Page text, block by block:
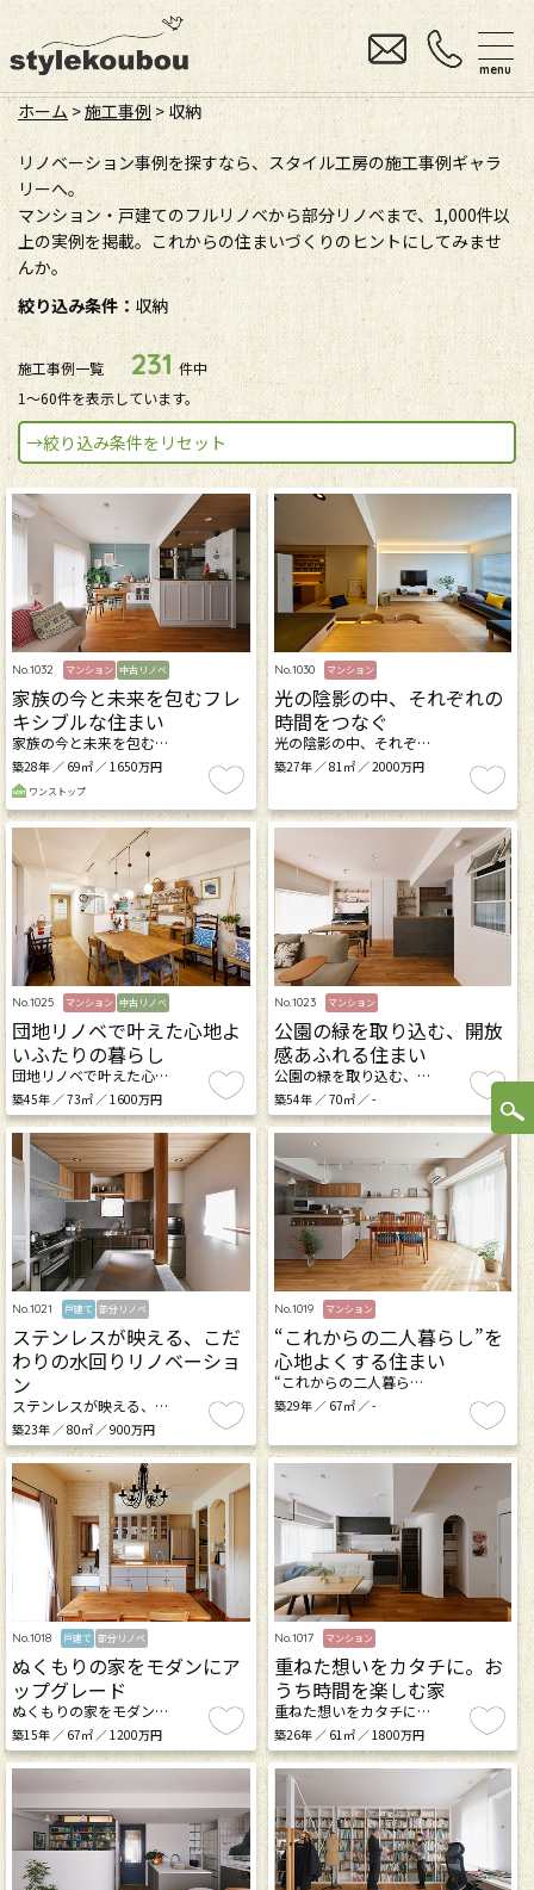
menu
ホーム >施工事例 > 収納
リノベーション事例を探すなら、スタイル工房の施工事例ギャラ
リーへ。
マンション・戸建てのフルリノベから部分リノベまで、1,000件以
上の実例を掲載。これからの住まいづくりのヒントにしてみませ
んか。
絞り込み条件：収納
施工事例一覧 231 件中
1〜60件を表示しています。
→絞り込み条件をリセット
No.1032 マンション 中古リノベ
家族の今と未来を包むフレ
キシブルな住まい
家族の今と未来を包む…
築28年 ／ 69㎡ ／ 1650万円
ワンストップ
No.1030 マンション
光の陰影の中、それぞれの
時間をつなぐ
光の陰影の中、それぞ…
築27年 ／ 81㎡ ／ 2000万円
No.1025 マンション 中古リノベ
団地リノベで叶えた心地よ
いふたりの暮らし
団地リノベで叶えた心…
築45年 ／ 73㎡ ／ 1600万円
No.1023 マンション
公園の緑を取り込む、開放
感あふれる住まい
公園の緑を取り込む、…
築54年 ／ 70㎡ ／ -
No.1021 戸建て 部分リノベ
ステンレスが映える、こだ
わりの水回りリノベーショ
ン
ステンレスが映える、…
築23年 ／ 80㎡ ／ 900万円
No.1019 マンション
“これからの二人暮らし”を
心地よくする住まい
“これからの二人暮ら…
築29年 ／ 67㎡ ／ -
No.1018 戸建て 部分リノベ
ぬくもりの家をモダンにア
ップグレード
ぬくもりの家をモダン…
築15年 ／ 67㎡ ／ 1200万円
No.1017 マンション
重ねた想いをカタチに。お
うち時間を楽しむ家
重ねた想いをカタチに…
築26年 ／ 61㎡ ／ 1800万円